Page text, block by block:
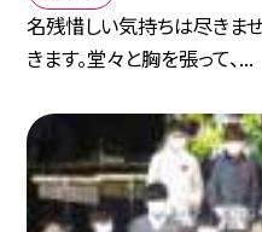
名残惜しい気持ちは尽きま
きます。堂々と胸を張って、...